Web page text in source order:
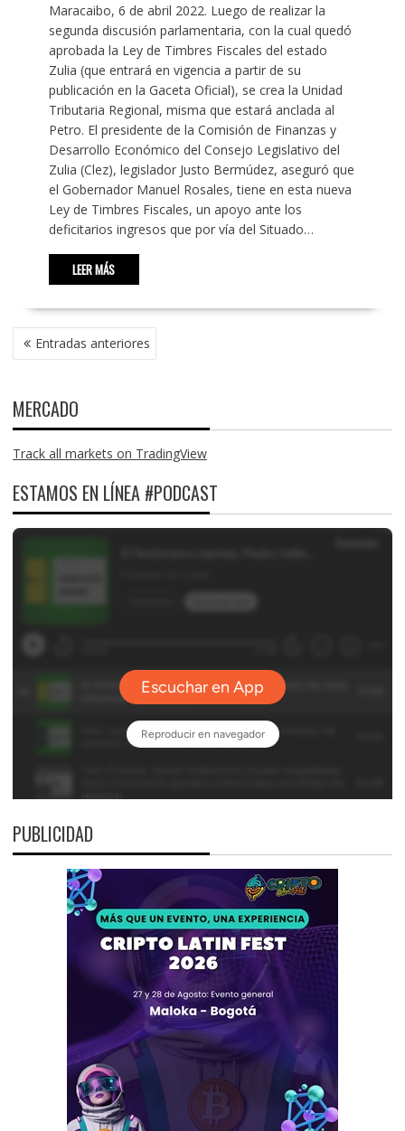
Maracaibo, 6 de abril 2022. Luego de realizar la
segunda discusión parlamentaria, con la cual quedó
aprobada la Ley de Timbres Fiscales del estado
Zulia (que entrará en vigencia a partir de su
publicación en la Gaceta Oficial), se crea la Unidad
Tributaria Regional, misma que estará anclada al
Petro. El presidente de la Comisión de Finanzas y
Desarrollo Económico del Consejo Legislativo del
Zulia (Clez), legislador Justo Bermúdez, aseguró que
el Gobernador Manuel Rosales, tiene en esta nueva
Ley de Timbres Fiscales, un apoyo ante los
deficitarios ingresos que por vía del Situado…
LEER MÁS
NAVEGACIÓN
DE Entradas anteriores
MERCADO
Track all markets on TradingView
ESTAMOS EN LÍNEA #PODCAST
PUBLICIDAD